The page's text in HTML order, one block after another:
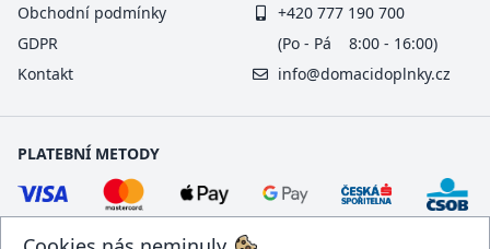
Obchodní podmínky
GDPR
Kontakt
+420 777 190 700
(Po - Pá 8:00 - 16:00)
info@domacidoplnky.cz
PLATEBNÍ METODY